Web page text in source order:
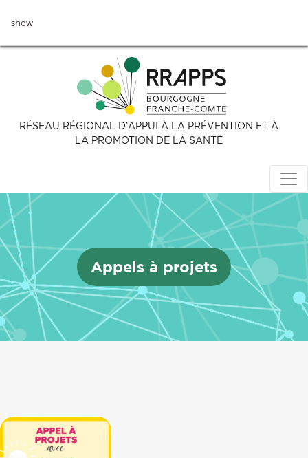
aushow
RÉSEAU RÉGIONAL D’APPUI À LA PRÉVENTION ET À
LA PROMOTION DE LA SANTÉ
Appels à projets